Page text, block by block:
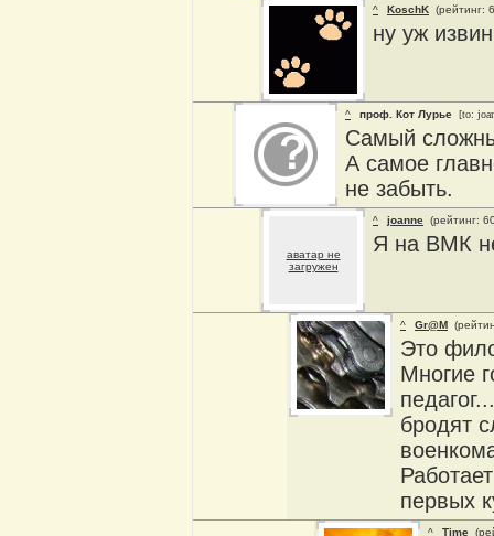
^ KoschK (рейтинг:
ну уж
^ проф. Кот Лурье [to:
Самый
А самое
не забыть.
аватар не
загружен
^ joanne (рейтинг:
Я на ВМК
^ Gr@M
Это
Многие
бродят
первых
^ Time